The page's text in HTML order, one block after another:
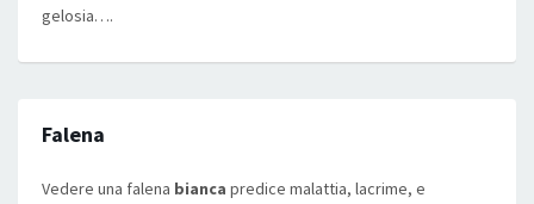
gelosia….
Falena
Vedere una falena bianca predice malattia, lacrime, e